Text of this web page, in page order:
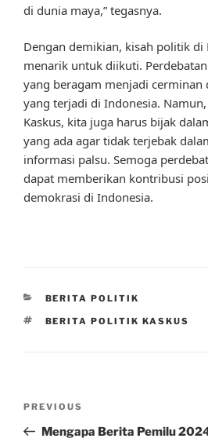
di dunia maya,” tegasnya.
Dengan demikian, kisah politik di
menarik untuk diikuti.
yang beragam menjadi
yang terjadi di Indonesia.
Kaskus, kita juga harus bijak
yang ada agar tidak terjebak
informasi palsu. Semoga
dapat memberikan kontribusi
demokrasi di Indonesia.
CATEGORIES
BERITA POLITIK
TAGS
BERITA POLITIK KASKUS
Previous
Post
PREVIOUS
Mengapa Berita Pemilu